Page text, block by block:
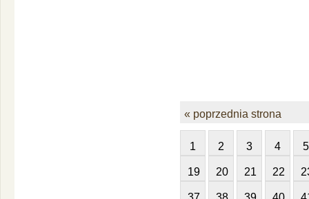
« poprzednia strona
1 2 3 4 5
19 20 21 22